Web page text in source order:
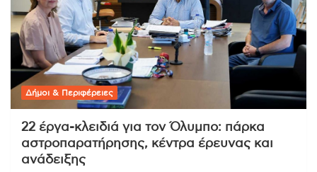
Δήμοι & Περιφέρειες
22 έργα-κλειδιά για τον Όλυμπο: πάρκα
αστροπαρατήρησης, κέντρα έρευνας και
ανάδειξης